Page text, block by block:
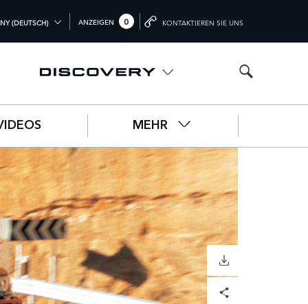
(DEUTSCH)
(ENGLISH)
(ENGLISH)
文))
ANZEIGEN 0 KONTAKTIEREN SIE UNS
MEHR
HERUNTERLADEN
Facebook
X LinkedInShare